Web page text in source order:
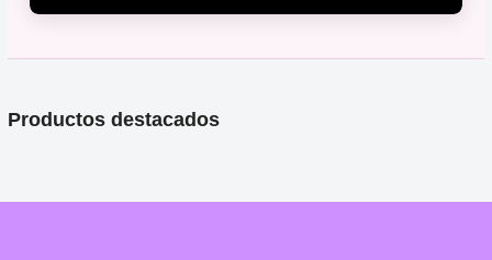
Productos destacados